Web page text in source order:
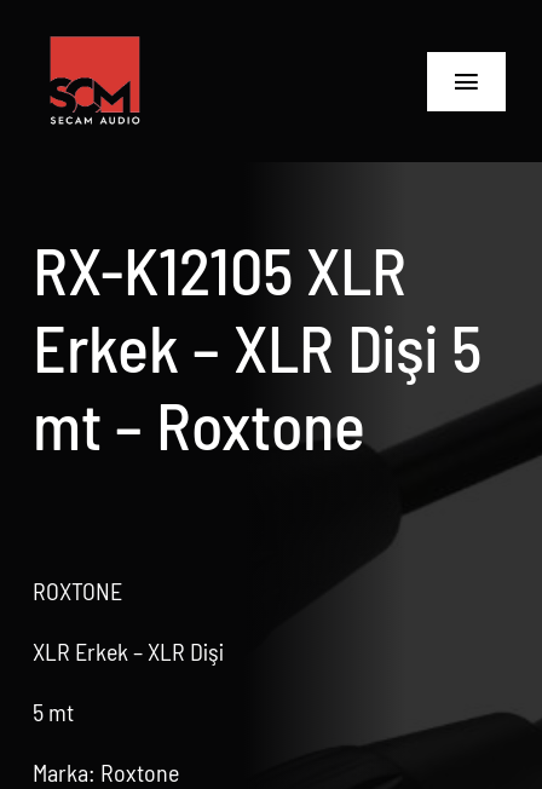
content
Toggle
Biz Kimiz
Neler Yaptık
Neler Yapıyoruz?
RX-K12105 XLR
Erkek – XLR Dişi 5
mt – Roxtone
ROXTONE
XLR Erkek – XLR Dişi
5 mt
Marka: Roxtone